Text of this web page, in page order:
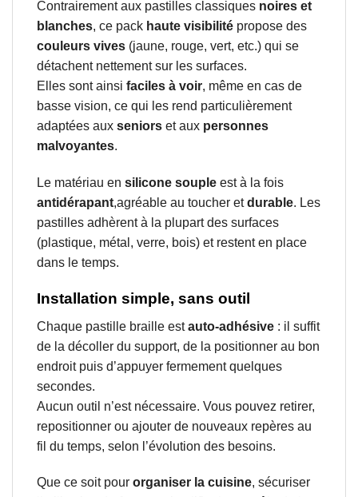
Contrairement aux pastilles classiques noires et
blanches, ce pack haute visibilité propose des
couleurs vives (jaune, rouge, vert, etc.) qui se
détachent nettement sur les surfaces.
Elles sont ainsi faciles à voir, même en cas de
basse vision, ce qui les rend particulièrement
adaptées aux seniors et aux personnes
malvoyantes.
Le matériau en silicone souple est à la fois
antidérapant,agréable au toucher etdurable. Les
pastilles adhèrent à la plupart des surfaces
(plastique, métal, verre, bois) et restent en place
dans le temps.
Installation simple, sans outil
Chaque pastille braille estauto-adhésive : il suffit
de la décoller du support, de la positionner au bon
endroit puis d’appuyer fermement quelques
secondes.
Aucun outil n’est nécessaire. Vous pouvez retirer,
repositionner ou ajouter de nouveaux repères au
fil du temps, selon l’évolution des besoins.
Que ce soit pour organiser la cuisine, sécuriser